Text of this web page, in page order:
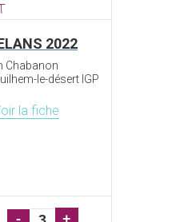
2022
Chabanon
le-désert IGP
la fiche
- +